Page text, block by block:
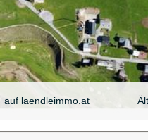
auf laendleimmo.at